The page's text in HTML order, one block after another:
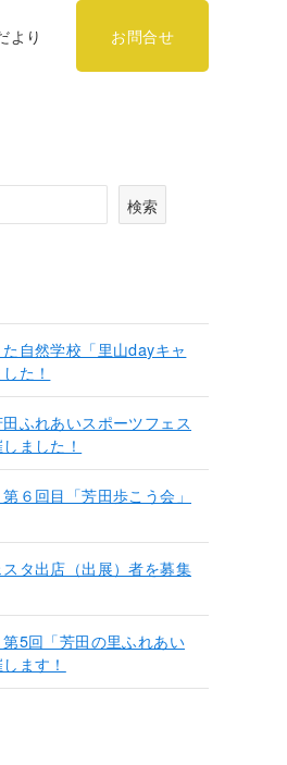
より お問合せ
検索
た自然学校「里山dayキャ
た！
田ふれあいスポーツフェス
ました！
６回目「芳田歩こう会」
スタ出店（出展）者を募集
第5回「芳田の里ふれあい
ます！